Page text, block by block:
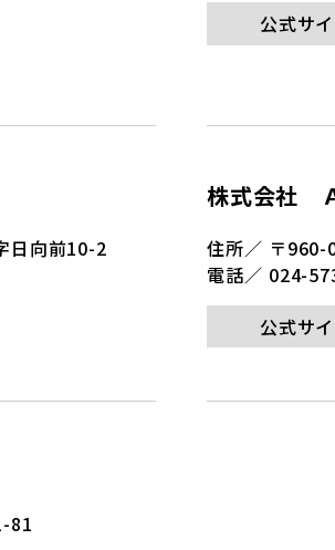
公式サ
日向前10-2
株式会社
住所／ 〒960-
電話／ 024-
公式サ
81